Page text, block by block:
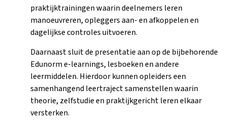
praktijktrainingen waarin deelnemers leren
manoeuvreren, opleggers aan- en afkoppelen en
dagelijkse controles uitvoeren.
Daarnaast sluit de presentatie aan op de bijbehorende
Edunorm e-learnings, lesboeken en andere
leermiddelen. Hierdoor kunnen opleiders een
samenhangend leertraject samenstellen waarin
theorie, zelfstudie en praktijkgericht leren elkaar
versterken.